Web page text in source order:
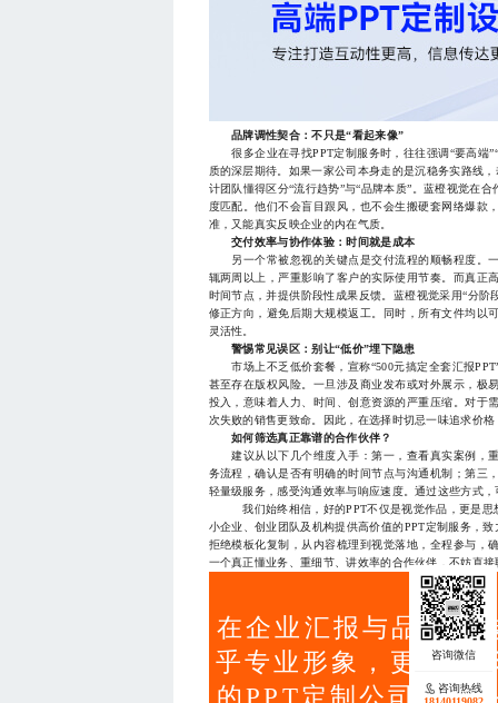
品牌调性契合：不只是“看起来像”
很多企业在寻找PPT定制服务时，往往强调“要高端
质的深层期待。如果一家公司本身走的是沉稳务实路线
计团队懂得区分“流行趋势”与“品牌本质”。蓝橙视觉在
度匹配。他们不会盲目跟风，也不会生搬硬套网络爆款
准，又能真实反映企业的内在气质。
交付效率与协作体验：时间就是成本
另一个常被忽视的关键点是交付流程的顺畅程度。
辄两周以上，严重影响了客户的实际使用节奏。而真正
时间节点，并提供阶段性成果反馈。蓝橙视觉采用“分
修正方向，避免后期大规模返工。同时，所有文件均以
灵活性。
警惕常见误区：别让“低价”埋下隐患
市场上不乏低价套餐，宣称“500元搞定全套汇报
甚至存在版权风险。一旦涉及商业发布或对外展示，极
投入，意味着人力、时间、创意资源的严重压缩。对于
次失败的销售更致命。因此，在选择时切忌一味追求价
如何筛选真正靠谱的合作伙伴？
建议从以下几个维度入手：第一，查看真实案例，
务流程，确认是否有明确的时间节点与沟通机制；第三
轻量级服务，感受沟通效率与响应速度。通过这些方式
我们始终相信，好的PPT不仅是视觉作品，更是思
小企业、创业团队及机构提供高价值的PPT定制服务，
拒绝模板化复制，从内容梳理到视觉落地，全程参与，
一个真正懂业务、重细节、讲效率的合作伙伴，不妨直
在企业汇报与品牌宣
乎专业形象，更直接
的PPT定制公司应具
咨询热线